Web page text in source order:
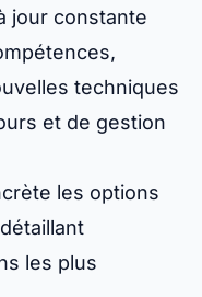
jour constante
techniques
et de gestion
les options
les plus